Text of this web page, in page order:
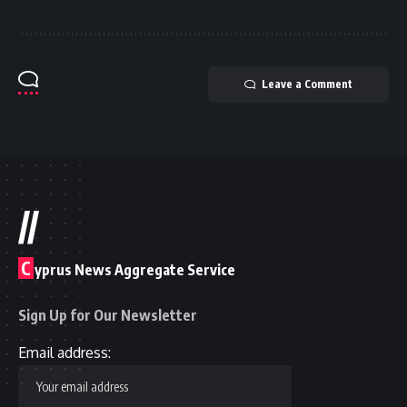
Leave a Comment
//
C yprus News Aggregate Service
Sign Up for Our Newsletter
Email address: